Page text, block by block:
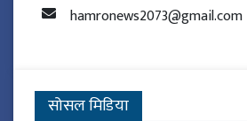
hamronews2073@gmail.com
सोसल मिडिया